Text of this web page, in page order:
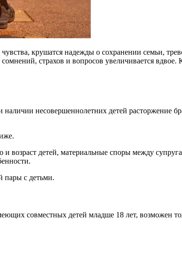
крушатся надежды о сохранении семьи,
страхов и вопросов увеличивается
наличии несовершеннолетних детей расторжение
и возраст детей, материальные споры между
пары с детьми.
совместных детей младше 18 лет, возможен